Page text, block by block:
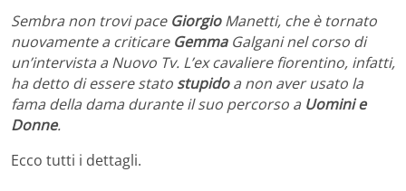
Sembra non trovi pace GiorgioManetti, che è tornato
nuovamente a criticare GemmaGalgani nel corso di
un’intervista a Nuovo Tv. L’ex cavaliere fiorentino, infatti,
ha detto di essere stato stupidoa non aver usato la
fama della dama durante il suo percorso a Uomini e
Donne.
Ecco tutti i dettagli.